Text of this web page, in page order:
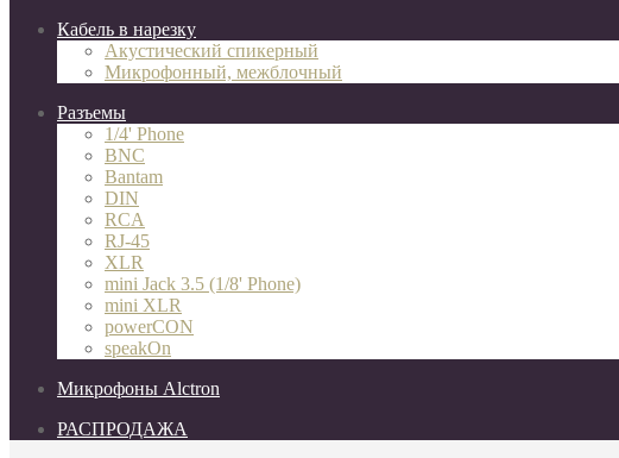
Кабель в нарезку
Акустический спикерный
Микрофонный, межблочный
Разъемы
1/4' Phone
BNC
Bantam
DIN
RCA
RJ-45
XLR
mini Jack 3.5 (1/8' Phone)
mini XLR
powerCON
speakOn
Микрофоны Alctron
РАСПРОДАЖА